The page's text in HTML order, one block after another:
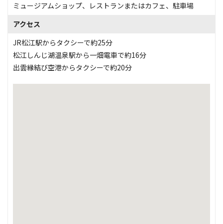
ミュージアムショップ、 レストランまたはカフェ、 駐車場
アクセス
JR松江駅からタクシーで約25分
松江しんじ湖温泉駅から一畑電車で約16分
出雲縁結び空港からタクシーで約20分